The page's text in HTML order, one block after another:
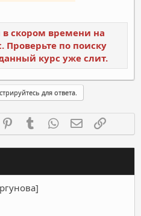
в скором времени на
по поиску
курс уже слит.
для ответа.
PinterestTumblr WhatsAppЭлектронная